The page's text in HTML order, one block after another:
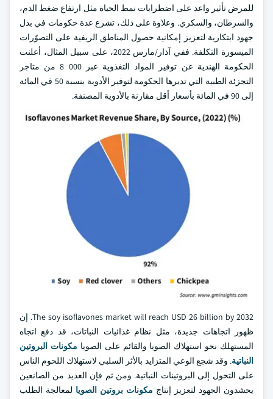
للمرض تأثير واعد على اضطرابات نمط الحياة مثل ارتفاع ضغط الدم،
والسرطان، والسكري. وعلاوة على ذلك، تشرع عدة حكومات في بذل
جهود ابتكارية لتعزيز إمكانية حصول المناطق الريفية على التصوّرات
الميسورة التكلفة. ففي آذار/مارس 2022، على سبيل المثال، أعلنت
الحكومة الهندية عن توفير المواد التغذوية عبر 000 8 من متاجر
التجزئة الطبية التي تديرها الحكومة لتوفير الأدوية بنسبة 50 في المائة
إلى 90 في المائة بأسعار أقل مقارنة بالأدوية المصنفة.
The soy isoflavones market will reach USD 26 billion by 2032. إن
ظهور اتجاهات جديدة، مثل نظام غذائيات النباتات، قد دفع اتجاه
المستهلك نحو استهلاك الصويا والقائم على الصويا مكونات البروتين
النباتية. وقد شجع الوعي المتزايد بالأثر السلبي لاستهلاك اللحوم الناس
على التحول إلى البروتينات النباتية. ومن ثم فإن العديد من الصانعين
يحشدون الجهود لتعزيز إنتاج مكونات بروتين الصويا لمعالجة الطلب